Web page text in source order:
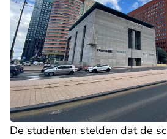
De studenten stelden dat de